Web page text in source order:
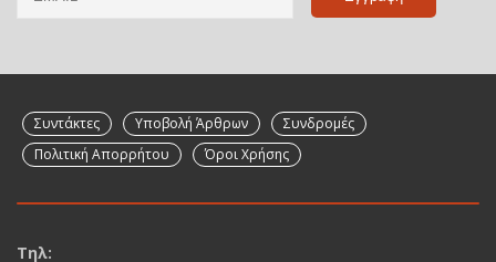
Συντάκτες Υποβολή Άρθρων
Συνδρομές
Πολιτική Απορρήτου
Όροι Χρήσης
Τηλ: